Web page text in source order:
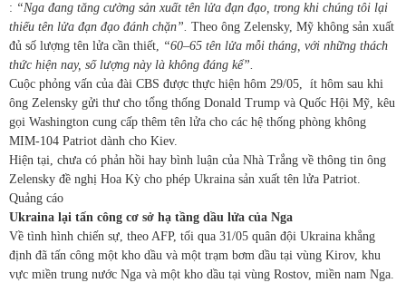
: “Nga đang tăng cường sản xuất tên lửa đạn đạo, trong khi chúng tôi lại
thiếu tên lửa đạn đạo đánh chặn”. Theo ông Zelensky, Mỹ không sản xuất
đủ số lượng tên lửa cần thiết, “60–65 tên lửa mỗi tháng, với những thách
thức hiện nay, số lượng này là không đáng kể”.
Cuộc phỏng vấn của đài CBS được thực hiện hôm 29/05, ít hôm sau khi
ông Zelensky gửi thư cho tổng thống Donald Trump và Quốc Hội Mỹ, kêu
gọi Washington cung cấp thêm tên lửa cho các hệ thống phòng không
MIM-104 Patriot dành cho Kiev.
Hiện tại, chưa có phản hồi hay bình luận của Nhà Trắng về thông tin ông
Zelensky đề nghị Hoa Kỳ cho phép Ukraina sản xuất tên lửa Patriot.
Quảng cáo
Ukraina lại tấn công cơ sở hạ tầng dầu lửa của Nga
Về tình hình chiến sự, theo AFP, tối qua 31/05 quân đội Ukraina khẳng
định đã tấn công một kho dầu và một trạm bơm dầu tại vùng Kirov, khu
vực miền trung nước Nga và một kho dầu tại vùng Rostov, miền nam Nga.